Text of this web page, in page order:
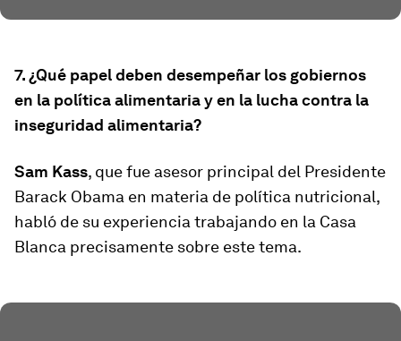
7. ¿Qué papel deben desempeñar los gobiernos
en la política alimentaria y en la lucha contra la
inseguridad alimentaria?
Sam Kass, que fue asesor principal del Presidente
Barack Obama en materia de política nutricional,
habló de su experiencia trabajando en la Casa
Blanca precisamente sobre este tema.